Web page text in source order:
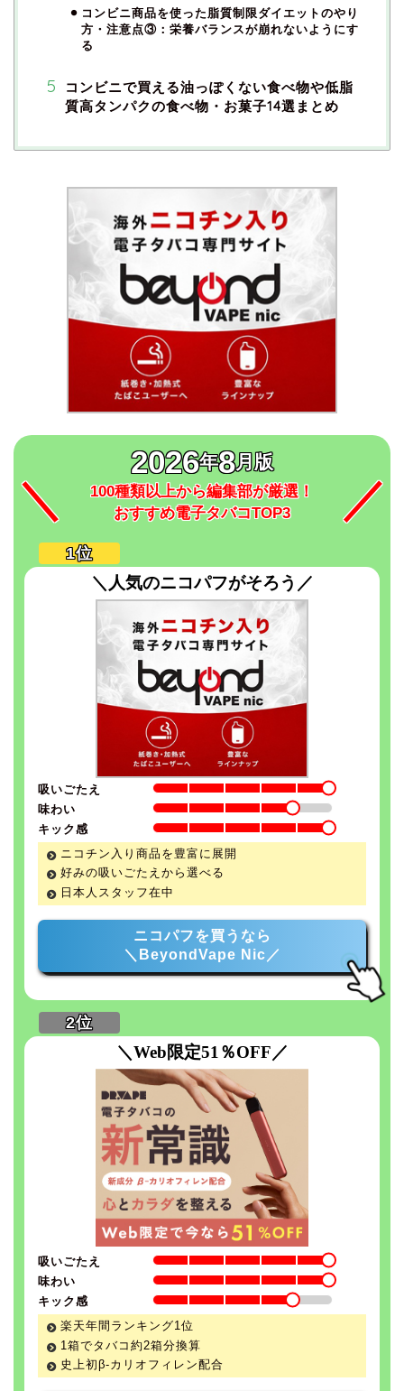
コンビニ商品を使った脂質制限ダイエットのやり
方・注意点③：栄養バランスが崩れないようにす
る
コンビニで買える油っぽくない食べ物や低脂
質高タンパクの食べ物・お菓子14選まとめ
2026年8月版
100種類以上から編集部が厳選！
おすすめ電子タバコTOP3
＼人気のニコパフがそろう／
吸いごたえ
味わい
キック感
ニコチン入り商品を豊富に展開
好みの吸いごたえから選べる
日本人スタッフ在中
ニコパフを買うなら
＼BeyondVape Nic／
＼Web限定51％OFF／
吸いごたえ
味わい
キック感
楽天年間ランキング1位
1箱でタバコ約2箱分換算
史上初β-カリオフィレン配合